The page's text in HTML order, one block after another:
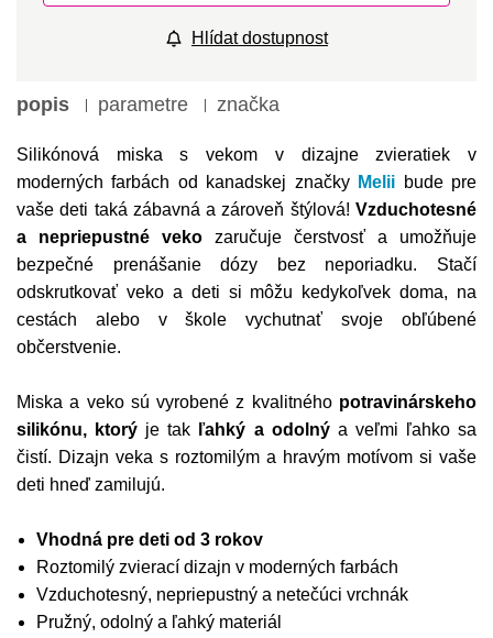
Hlídat dostupnost
popis parametre značka
Silikónová miska s vekom v dizajne zvieratiek v
moderných farbách od kanadskej značky Melii bude pre
vaše deti taká zábavná a zároveň štýlová! Vzduchotesné
a nepriepustné veko zaručuje čerstvosť a umožňuje
bezpečné prenášanie dózy bez neporiadku. Stačí
odskrutkovať veko a deti si môžu kedykoľvek doma, na
cestách alebo v škole vychutnať svoje obľúbené
občerstvenie.
Miska a veko sú vyrobené z kvalitného potravinárskeho
silikónu, ktorý je tak ľahký a odolnýa veľmi ľahko sa
čistí. Dizajn veka s roztomilým a hravým motívom si vaše
deti hneď zamilujú.
Vhodná pre deti od 3 rokov
Roztomilý zvierací dizajn v moderných farbách
Vzduchotesný, nepriepustný a netečúci vrchnák
Pružný, odolný a ľahký materiál